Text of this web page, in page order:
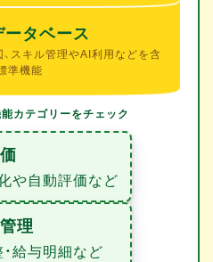
タベース
スキル管理やAI利用などを含
準機能
カテゴリーをチェック
や自動評価など
理
給与明細など